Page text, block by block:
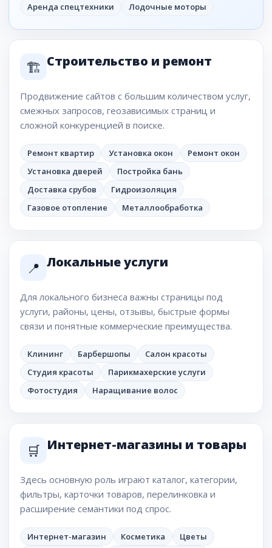
Аренда спецтехники
Лодочные моторы
🏗️ Строительство и ремонт
Продвижение сайтов с большим количеством услуг,
смежных запросов, геозависимых страниц и
сложной конкуренцией в поиске.
Ремонт квартир Установка окон
Ремонт окон
Установка дверей
Постройка бань
Доставка срубов
Гидроизоляция
Газовое отопление
Металлообработка
📍 Локальные услуги
Для локального бизнеса важны страницы под
услуги, районы, цены, отзывы, быстрые формы
связи и понятные коммерческие преимущества.
Клининг Барбершопы
Салон красоты
Студия красоты
Парикмахерские услуги
Фотостудия
Наращивание волос
🛒 Интернет-магазины и товары
Здесь основную роль играют каталог, категории,
фильтры, карточки товаров, перелинковка и
расширение семантики под спрос.
Интернет-магазин Косметика
Цветы